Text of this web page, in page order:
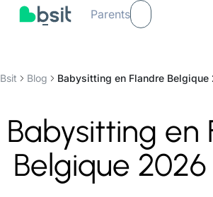
Parents
Bsit Blog Babysitting en Flandre
Babysitting en
Belgique